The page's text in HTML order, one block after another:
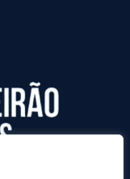
C LOTE